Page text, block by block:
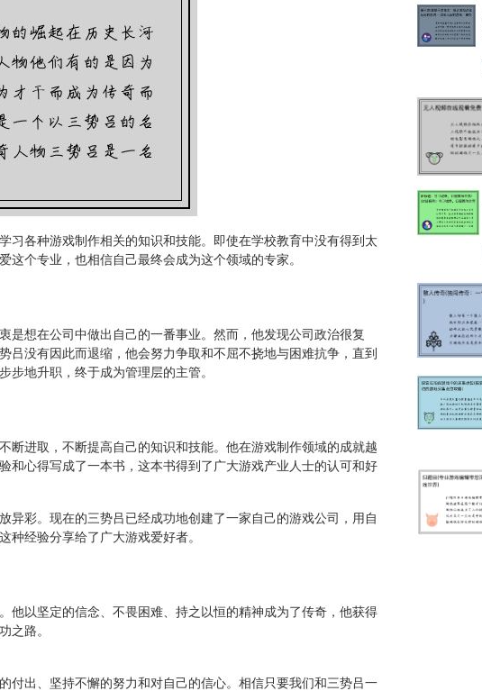
习各种游戏制作相关的知识和技能。即使在学校教育中没有得到太
个专业，也相信自己最终会成为这个领域的专家。
是想在公司中做出自己的一番事业。然而，他发现公司政治很复
吕没有因此而退缩，他会努力争取和不屈不挠地与困难抗争，直到
步地升职，终于成为管理层的主管。
断进取，不断提高自己的知识和技能。他在游戏制作领域的成就越
和心得写成了一本书，这本书得到了广大游戏产业人士的认可和好
异彩。现在的三势吕已经成功地创建了一家自己的游戏公司，用自
经验分享给了广大游戏爱好者。
他以坚定的信念、不畏困难、持之以恒的精神成为了传奇，他获得
之路。
付出、坚持不懈的努力和对自己的信心。相信只要我们和三势吕一